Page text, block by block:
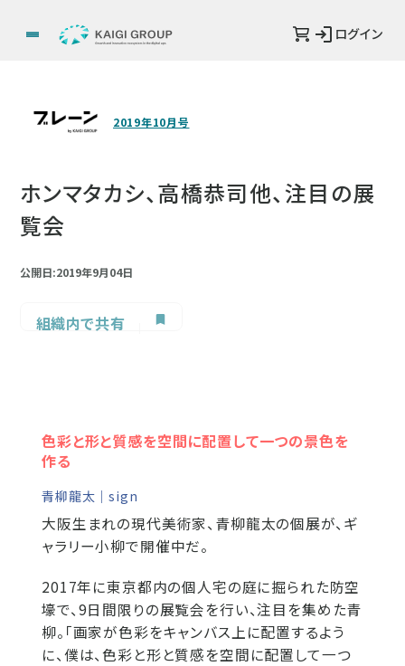
ログイン
2019年10月号
ホンマタカシ、高橋恭司他、注目の展
覧会
公開日:2019年9月04日
組織内で共有
色彩と形と質感を空間に配置して一つの景色を
作る
青柳龍太｜sign
大阪生まれの現代美術家、青柳龍太の個展が、ギ
ャラリー小柳で開催中だ。
2017年に東京都内の個人宅の庭に掘られた防空
壕で、9日間限りの展覧会を行い、注目を集めた青
柳。「画家が色彩をキャンバス上に配置するよう
に、僕は、色彩と形と質感を空間に配置して一つ